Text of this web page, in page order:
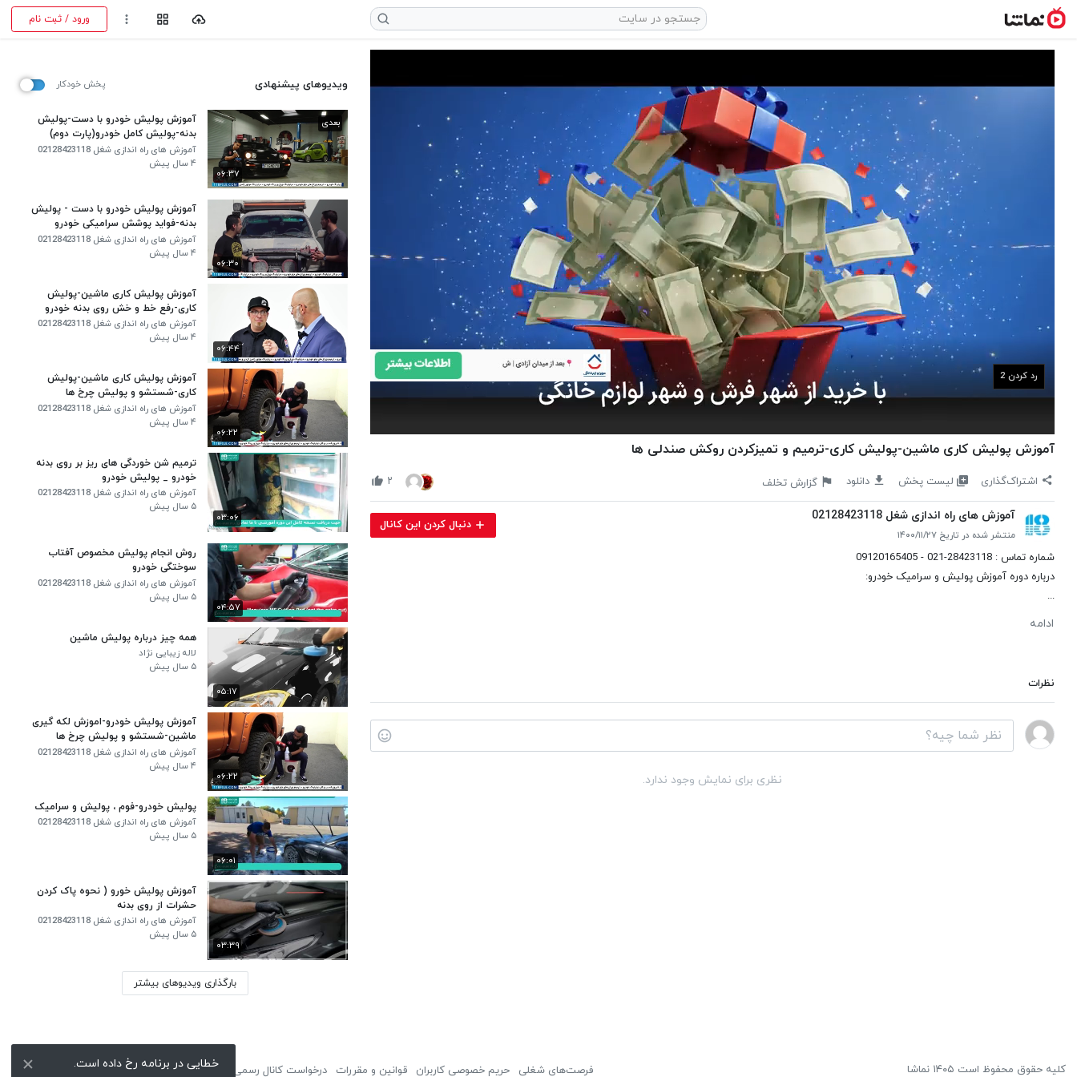
ورود / ثبت نام
رد کردن 2
آموزش پولیش کاری ماشین-پولیش کاری-ترمیم و تمیزکردن روکش صندلی ها
اشتراک‌گذاری لیست پخش دانلود گزارش تخلف ۲
آموزش های راه اندازی شغل 02128423118
منتشر شده در تاریخ ۱۴۰۰/۱۱/۲۷
دنبال کردن این کانال
شماره تماس : 28423118-021 - 09120165405
درباره دوره آموزش پولیش و سرامیک خودرو:
...
ادامه
نظرات
نظری برای نمایش وجود ندارد.
ویدیوهای پیشنهادی پخش خودکار
۰۶:۳۷
بعدی
آموزش پولیش خودرو با دست-پولیش
بدنه-پولیش کامل خودرو(پارت دوم)
آموزش های راه اندازی شغل 02128423118
۴ سال پیش
۰۶:۳۰
آموزش پولیش خودرو با دست - پولیش
بدنه-فواید پوشش سرامیکی خودرو
آموزش های راه اندازی شغل 02128423118
۴ سال پیش
۰۶:۴۴
آموزش پولیش کاری ماشین-پولیش
کاری-رفع خط و خش روی بدنه خودرو
آموزش های راه اندازی شغل 02128423118
۴ سال پیش
۰۶:۲۲
آموزش پولیش کاری ماشین-پولیش
کاری-شستشو و پولیش چرخ ها
آموزش های راه اندازی شغل 02128423118
۴ سال پیش
۰۳:۰۶
ترمیم شن خوردگی های ریز بر روی بدنه
خودرو _ پولیش خودرو
آموزش های راه اندازی شغل 02128423118
۵ سال پیش
۰۴:۵۷
روش انجام پولیش مخصوص آفتاب
سوختگی خودرو
آموزش های راه اندازی شغل 02128423118
۵ سال پیش
۰۵:۱۷
همه چیز درباره پولیش ماشین
لاله زیبایی نژاد
۵ سال پیش
۰۶:۲۲
آموزش پولیش خودرو-اموزش لکه گیری
ماشین-شستشو و پولیش چرخ ها
آموزش های راه اندازی شغل 02128423118
۴ سال پیش
۰۶:۰۱
پولیش خودرو-فوم ، پولیش و سرامیک
آموزش های راه اندازی شغل 02128423118
۵ سال پیش
۰۳:۳۹
آموزش پولیش خورو ( نحوه پاک کردن
حشرات از روی بدنه
آموزش های راه اندازی شغل 02128423118
۵ سال پیش
بارگذاری ویدیوهای بیشتر
کلیه حقوق محفوظ است ۱۴۰۵ نماشا فرصت‌های شغلی حریم خصوصی کاربران قوانین و مقررات درخواست کانال رسمی لوگوی نماشا تبلیغات گزارش تخلف تماس با ما خطایی در برنامه رخ داده است.